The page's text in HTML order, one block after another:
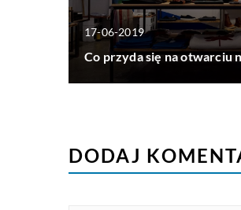
17-06-2019
Co przyda się na otwarciu
DODAJ